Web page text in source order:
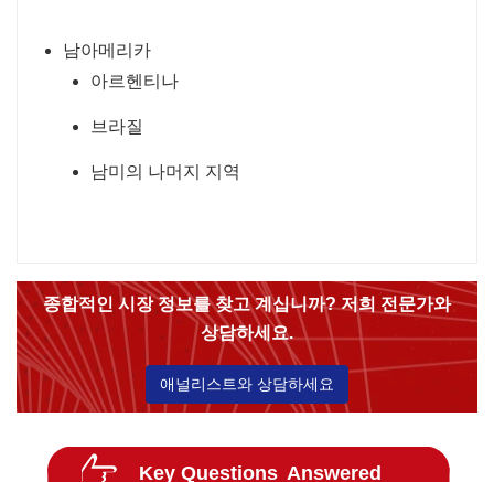
남아메리카
아르헨티나
브라질
남미의 나머지 지역
종합적인 시장 정보를 찾고 계십니까? 저희 전문가와
상담하세요.
애널리스트와 상담하세요